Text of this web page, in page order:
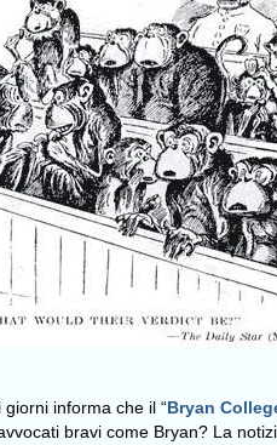
informa che il “Bryan
bravi come Bryan? La